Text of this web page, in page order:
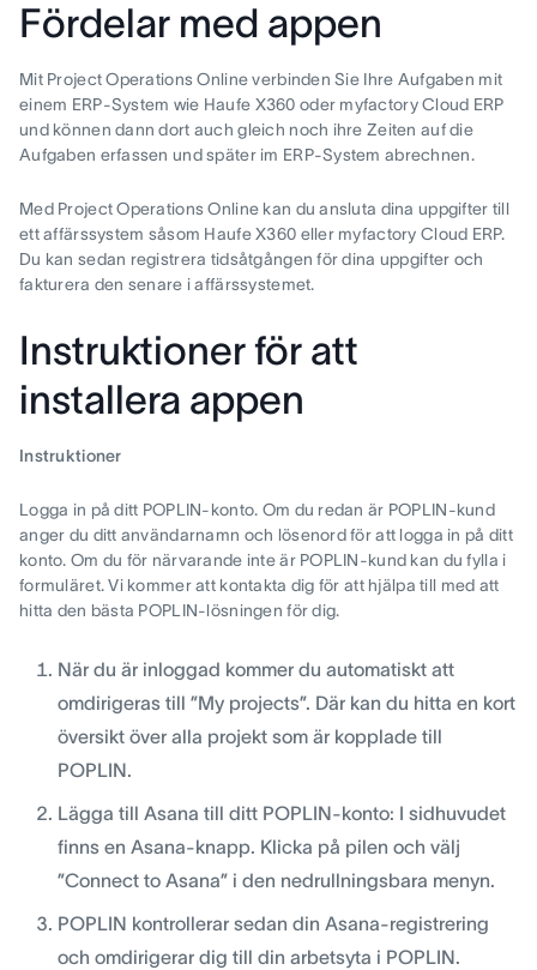
Fördelar med appen
Mit Project Operations Online verbinden Sie Ihre Aufgaben mit
einem ERP-System wie Haufe X360 oder myfactory Cloud ERP
und können dann dort auch gleich noch ihre Zeiten auf die
Aufgaben erfassen und später im ERP-System abrechnen.
Med Project Operations Online kan du ansluta dina uppgifter till
ett affärssystem såsom Haufe X360 eller myfactory Cloud ERP.
Du kan sedan registrera tidsåtgången för dina uppgifter och
fakturera den senare i affärssystemet.
Instruktioner för att
installera appen
Instruktioner
Logga in på ditt POPLIN-konto. Om du redan är POPLIN-kund
anger du ditt användarnamn och lösenord för att logga in på ditt
konto. Om du för närvarande inte är POPLIN-kund kan du fylla i
formuläret. Vi kommer att kontakta dig för att hjälpa till med att
hitta den bästa POPLIN-lösningen för dig.
När du är inloggad kommer du automatiskt att
omdirigeras till ”My projects”. Där kan du hitta en kort
översikt över alla projekt som är kopplade till
POPLIN.
Lägga till Asana till ditt POPLIN-konto: I sidhuvudet
finns en Asana-knapp. Klicka på pilen och välj
”Connect to Asana” i den nedrullningsbara menyn.
POPLIN kontrollerar sedan din Asana-registrering
och omdirigerar dig till din arbetsyta i POPLIN.